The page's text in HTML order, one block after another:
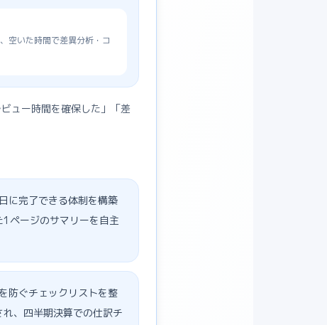
空いた時間で差異分析・コ
ュー時間を確保した」「差
に完了できる体制を構築
ページのサマリーを自主
防ぐチェックリストを整
、四半期決算での仕訳チ